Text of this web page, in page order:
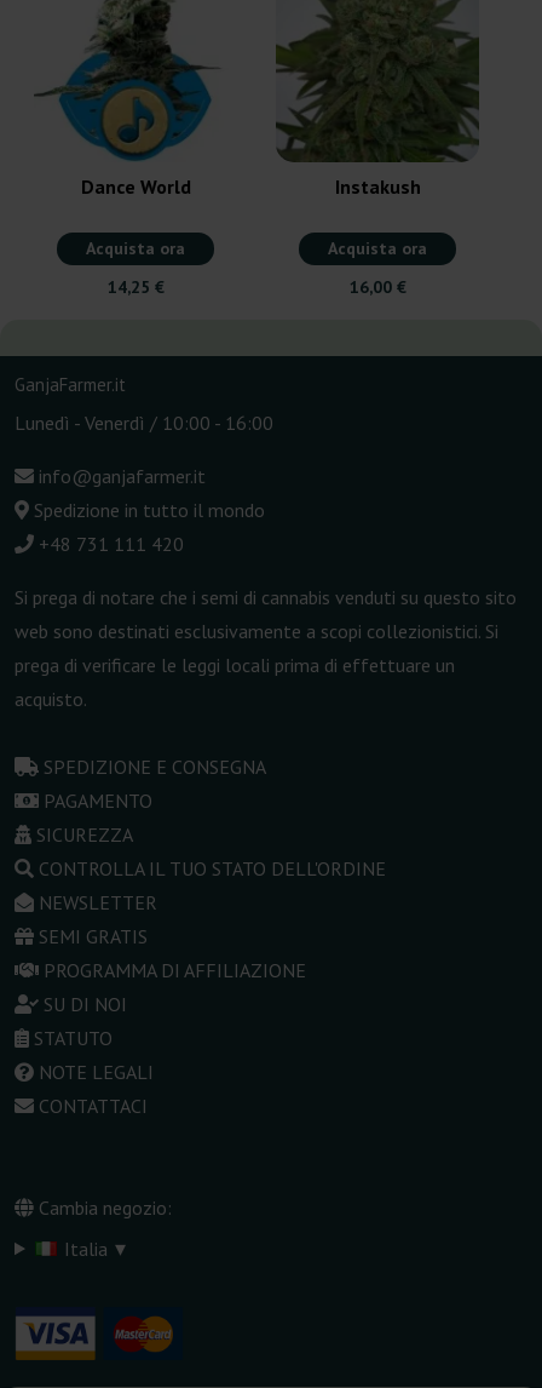
Dance World
Acquista ora
14,25 €
Instakush
Acquista ora
16,00 €
GanjaFarmer.it
Lunedì - Venerdì / 10:00 - 16:00
info@ganjafarmer.it
Spedizione in tutto il mondo
+48 731 111 420
Si prega di notare che i semi di cannabis venduti su questo sito
web sono destinati esclusivamente a scopi collezionistici. Si
prega di verificare le leggi locali prima di effettuare un
acquisto.
SPEDIZIONE E CONSEGNA
PAGAMENTO
SICUREZZA
CONTROLLA IL TUO STATO DELL'ORDINE
NEWSLETTER
SEMI GRATIS
PROGRAMMA DI AFFILIAZIONE
SU DI NOI
STATUTO
NOTE LEGALI
CONTATTACI
Cambia negozio:
Italia ▾